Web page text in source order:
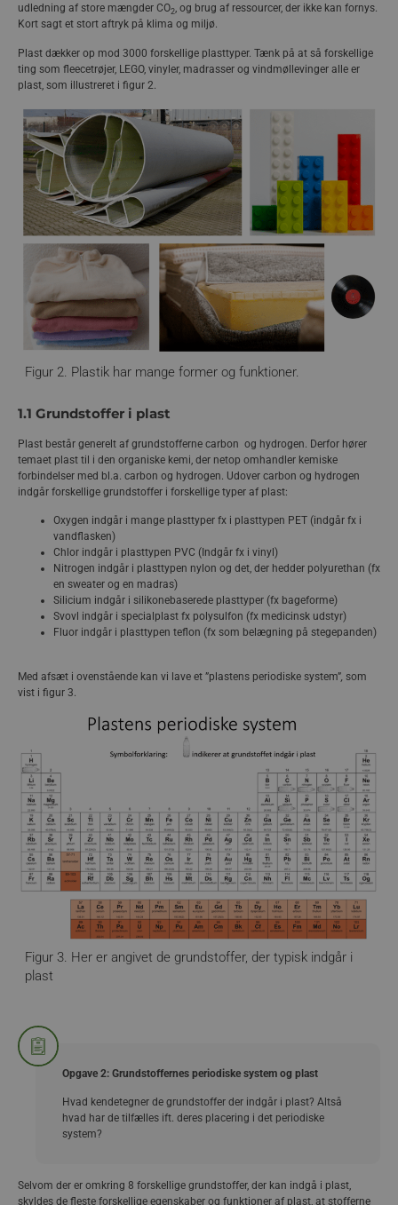
udledning af store mængder CO2, og brug af ressourcer, der ikke kan fornys.
Kort sagt et stort aftryk på klima og miljø.
Plast dækker op mod 3000 forskellige plasttyper. Tænk på at så forskellige
ting som fleecetrøjer, LEGO, vinyler, madrasser og vindmøllevinger alle er
plast, som illustreret i figur 2.
Figur 2. Plastik har mange former og funktioner.
1.1 Grundstoffer i plast
Plast består generelt af grundstofferne carbon og hydrogen. Derfor hører
temaet plast til i den organiske kemi, der netop omhandler kemiske
forbindelser med bl.a. carbon og hydrogen. Udover carbon og hydrogen
indgår forskellige grundstoffer i forskellige typer af plast:
Oxygen indgår i mange plasttyper fx i plasttypen PET (indgår fx i
vandflasken)
Chlor indgår i plasttypen PVC (Indgår fx i vinyl)
Nitrogen indgår i plasttypen nylon og det, der hedder polyurethan (fx
en sweater og en madras)
Silicium indgår i silikonebaserede plasttyper (fx bageforme)
Svovl indgår i specialplast fx polysulfon (fx medicinsk udstyr)
Fluor indgår i plasttypen teflon (fx som belægning på stegepanden)
Med afsæt i ovenstående kan vi lave et ”plastens periodiske system”, som
vist i figur 3.
Figur 3. Her er angivet de grundstoffer, der typisk indgår i
plast
Opgave 2: Grundstoffernes periodiske system og plast
Hvad kendetegner de grundstoffer der indgår i plast? Altså
hvad har de tilfælles ift. deres placering i det periodiske
system?
Selvom der er omkring 8 forskellige grundstoffer, der kan indgå i plast,
skyldes de fleste forskellige egenskaber og funktioner af plast, at stofferne